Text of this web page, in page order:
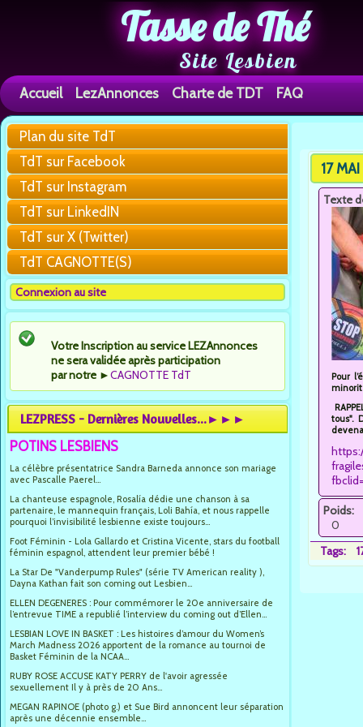
Tasse de Thé
Site Lesbien
Accueil LezAnnonces Charte de TDT FAQ
Plan du site TdT
TdT sur Facebook
TdT sur Instagram
TdT sur LinkedIN
TdT sur X (Twitter)
TdT CAGNOTTE(S)
Connexion au site
Votre Inscription au service LEZAnnonces
ne sera validée après participation
par notre ►CAGNOTTE TdT
LEZPRESS - Dernières Nouvelles...►►►
POTINS LESBIENS
La célèbre présentatrice Sandra Barneda annonce son mariage
avec Pascalle Paerel...
La chanteuse espagnole, Rosalía dédie une chanson à sa
partenaire, le mannequin français, Loli Bahía, et nous rappelle
pourquoi l’invisibilité lesbienne existe toujours...
Foot Féminin - Lola Gallardo et Cristina Vicente, stars du football
féminin espagnol, attendent leur premier bébé !
La Star De "Vanderpump Rules" (série TV American reality ),
Dayna Kathan fait son coming out Lesbien...
ELLEN DEGENERES : Pour commémorer le 20e anniversaire de
l’entrevue TIME a republié l’interview du coming out d’Ellen...
LESBIAN LOVE IN BASKET : Les histoires d’amour du Women’s
March Madness 2026 apportent de la romance au tournoi de
Basket Féminin de la NCAA...
RUBY ROSE ACCUSE KATY PERRY de l'avoir agressée
sexuellement Il y à près de 20 Ans...
MEGAN RAPINOE (photo g.) et Sue Bird annoncent leur séparation
après une décennie ensemble...
You are
17
Texte
Pour
tous".
Poids:
0
Tags: